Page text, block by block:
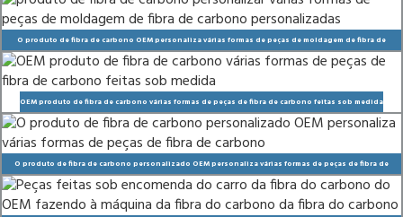
O produto de fibra de carbono OEM personaliza várias formas de peças de moldagem de fibra de
carbono personalizadas
OEM produto de fibra de carbono várias formas de peças de fibra de carbono feitas sob medida
O produto de fibra de carbono personalizado OEM personaliza várias formas de peças de fibra de
carbono